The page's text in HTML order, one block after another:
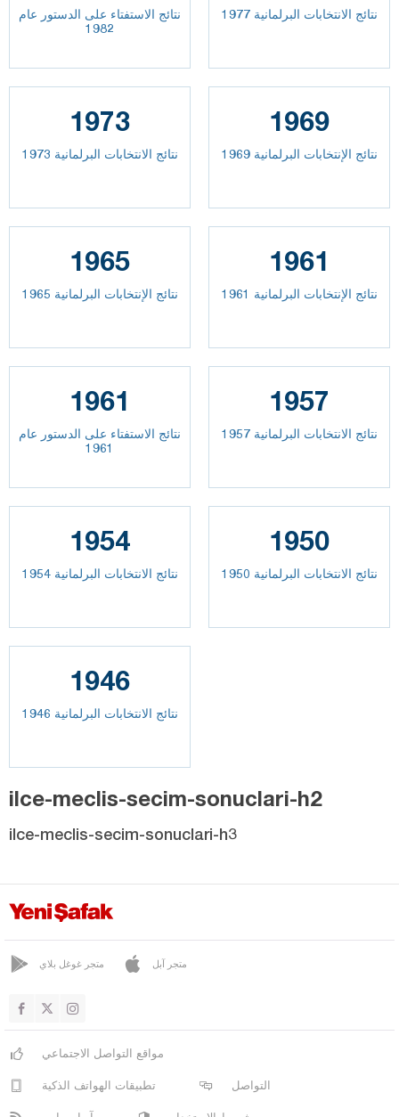
نتائج الاستفتاء على الدستور عام
1982
نتائج الانتخابات البرلمانية 1977
1973
نتائج الانتخابات البرلمانية 1973
1969
نتائج الإنتخابات البرلمانية 1969
1965
نتائج الإنتخابات البرلمانية 1965
1961
نتائج الإنتخابات البرلمانية 1961
1961
نتائج الاستفتاء على الدستور عام
1961
1957
نتائج الانتخابات البرلمانية 1957
1954
نتائج الانتخابات البرلمانية 1954
1950
نتائج الانتخابات البرلمانية 1950
1946
نتائج الانتخابات البرلمانية 1946
ilce-meclis-secim-sonuclari-h2
ilce-meclis-secim-sonuclari-h3
متجر غوغل بلاي متجر آبل
مواقع التواصل الاجتماعي
تطبيقات الهواتف الذكية التواصل